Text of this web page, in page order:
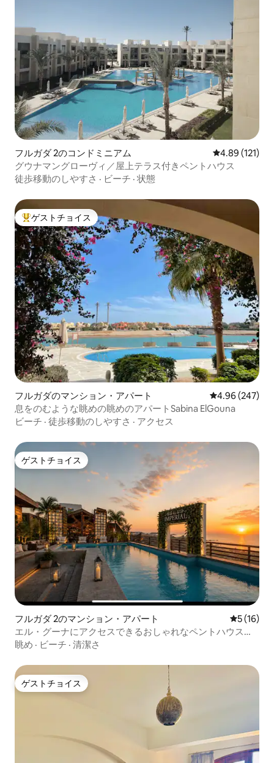
フルガダ 2のコンドミニアム レビュー121
4.89 (121)
グウナマングローヴィ／屋上テラス付きペントハウス
徒歩移動のしやすさ · ビーチ · 状態
大好評のゲストチョイスです。
ゲストチョイス
フルガダのマンション・アパート レビュー247
4.96 (247)
息をのむような眺めの眺めのアパートSabina ElGouna
ビーチ · 徒歩移動のしやすさ · アクセス
ゲストチョイス
ゲストチョイス
フルガダ 2のマンション・アパート レビュー
5 (16)
エル・グーナにアクセスできるおしゃれなペントハウスの
隠れ家
眺め · ビーチ · 清潔さ
ゲストチョイス
ゲストチョイス